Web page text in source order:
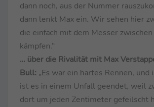
dann noch, aus der Nummer
dann lenkt Max ein. Wir sehen hier
die einfach mit dem Messer zwischen
kämpfen.“
… über die Rivalität mit Max
Bull: „Es war ein hartes Rennen, und
ist es in einem Unfall geendet, weil
dort um jeden Zentimeter gefeilscht